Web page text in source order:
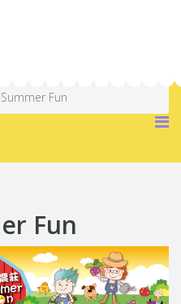
Fun
Fun